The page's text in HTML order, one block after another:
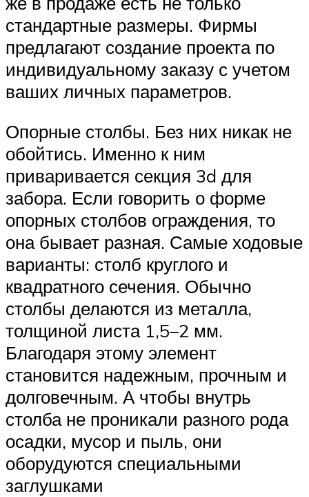
стандартные размеры. Фирмы
предлагают создание проекта по
индивидуальному заказу с учетом
ваших личных параметров.
Опорные столбы. Без них никак не
обойтись. Именно к ним
приваривается секция 3d для
забора. Если говорить о форме
опорных столбов ограждения, то
она бывает разная. Самые ходовые
варианты: столб круглого и
квадратного сечения. Обычно
столбы делаются из металла,
толщиной листа 1,5–2 мм.
Благодаря этому элемент
становится надежным, прочным и
долговечным. А чтобы внутрь
столба не проникали разного рода
осадки, мусор и пыль, они
оборудуются специальными
заглушками